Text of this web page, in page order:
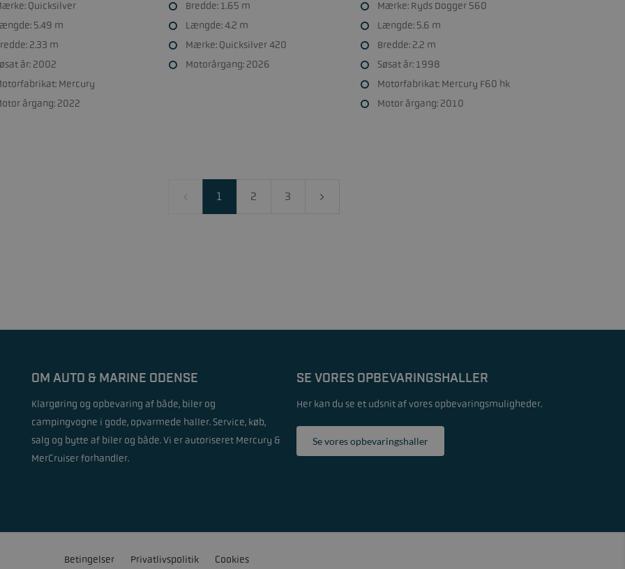
Quicksilver
5.49 m
2.33 m
år: 2002
Mercury
årgang: 2022
Bredde: 1.65 m
Længde: 4.2 m
Mærke: Quicksilver 420
Motorårgang: 2026
Mærke: Ryds Dogger 560
Længde: 5.6 m
Bredde: 2.2 m
Søsat år: 1998
Motorfabrikat: Mercury F60 hk
Motor årgang: 2010
1 2 3
OM AUTO & MARINE ODENSE
Klargøring og opbevaring af både, biler og
campingvogne i gode, opvarmede haller. Service, køb,
salg og bytte af biler og både. Vi er autoriseret Mercury &
MerCruiser forhandler.
SE VORES OPBEVARINGSHALLER
Her kan du se et udsnit af vores opbevaringsmuligheder.
Se vores opbevaringshaller
Betingelser Privatlivspolitik Cookies